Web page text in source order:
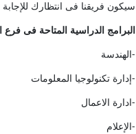
سيكون فريقنا فى انتظارك
البرامج الدراسية المتاحة فى فرع
-الهندسة
-إدارة تكنولوجيا المعلومات
-ادارة الاعمال
-الإعلام